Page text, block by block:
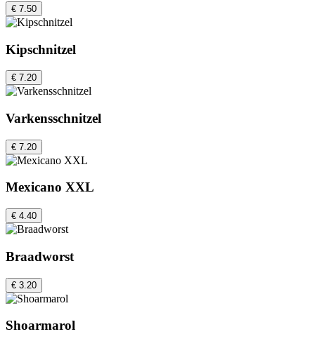
€ 7.50
Kipschnitzel
€ 7.20
Varkensschnitzel
€ 7.20
Mexicano XXL
€ 4.40
Braadworst
€ 3.20
Shoarmarol